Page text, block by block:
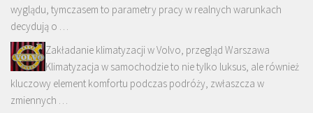
wyglądu, tymczasem to parametry pracy w realnych warunkach
decydują o …
Zakładanie klimatyzacji w Volvo, przegląd Warszawa
Klimatyzacja w samochodzie to nie tylko luksus, ale również
kluczowy element komfortu podczas podróży, zwłaszcza w
zmiennych …